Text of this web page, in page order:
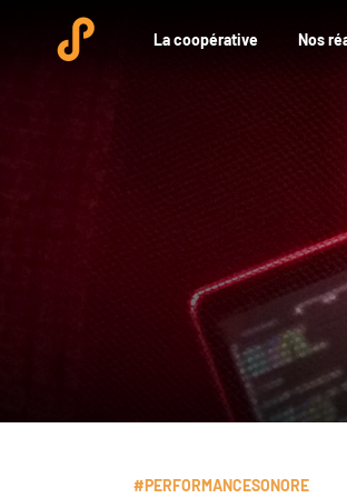
La coopérative Nos
#PERFORMANCESONORE